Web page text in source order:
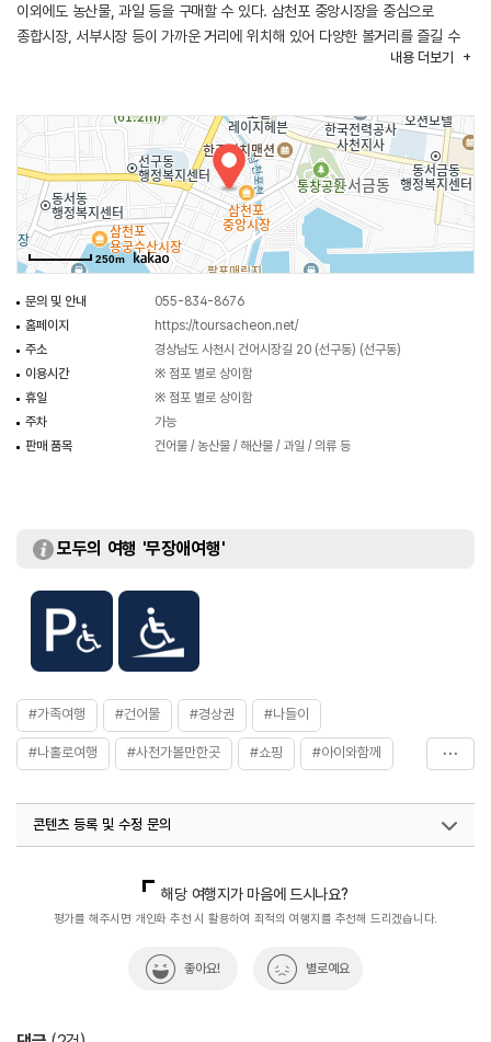
이외에도 농산물, 과일 등을 구매할 수 있다. 삼천포 중앙시장을 중심으로
종합시장, 서부시장 등이 가까운 거리에 위치해 있어 다양한 볼거리를 즐길 수
내용 더보기
250m
문의 및 안내
055-834-8676
홈페이지
https://toursacheon.net/
주소
경상남도 사천시 건어시장길 20 (선구동) (선구동)
이용시간
※ 점포 별로 상이함
휴일
※ 점포 별로 상이함
주차
가능
판매 품목
건어물 / 농산물 / 해산물 / 과일 / 의류 등
모두의 여행 '무장애여행'
#가족여행 #건어물 #경상권 #나들이
#나홀로여행 #사천가볼만한곳 #쇼핑 #아이와함께
콘텐츠 등록 및 수정 문의
열린관광콘텐츠팀(열린관광-모두의여행)
033-738-3425
해당 여행지가 마음에 드시나요?
평가를 해주시면 개인화 추천 시 활용하여 최적의 여행지를 추천해 드리겠습니다.
좋아요! 별로예요